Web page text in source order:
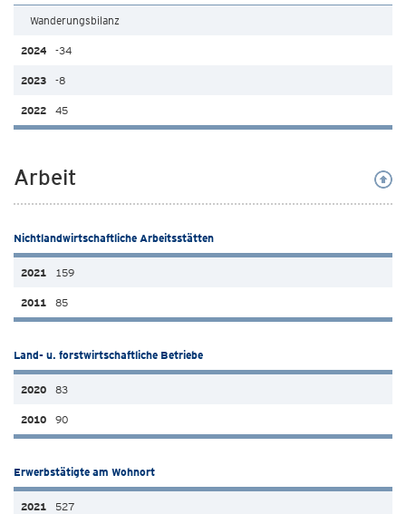
Wanderungsbilanz
-34
-8
45
Arbeit
Nichtlandwirtschaftliche Arbeitsstätten
159
85
Land- u. forstwirtschaftliche Betriebe
83
90
Erwerbstätigte am Wohnort
527